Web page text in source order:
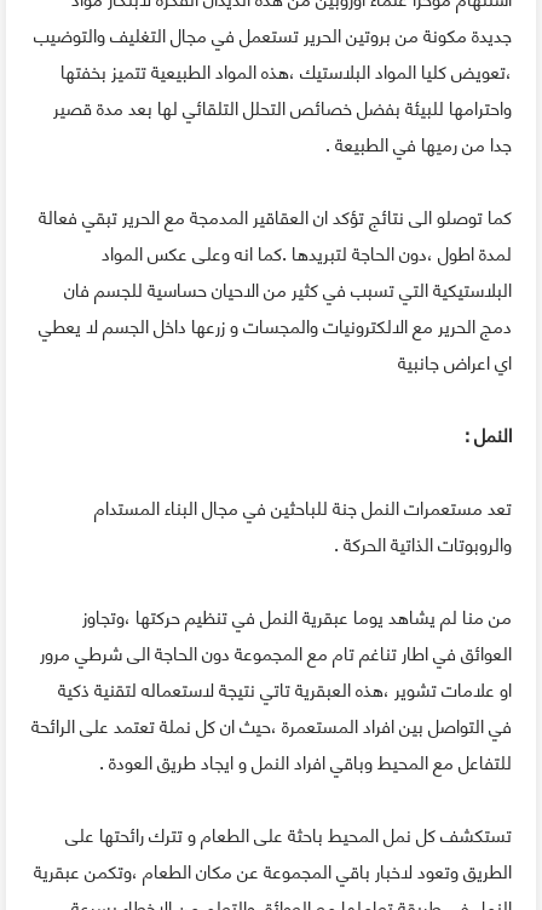
جديدة مكونة من بروتين الحرير تستعمل في مجال التغليف والتوضيب
،تعويض كليا المواد البلاستيك ،هذه المواد الطبيعية تتميز بخفتها
واحترامها للبيئة بفضل خصائص التحلل التلقائي لها بعد مدة قصير
جدا من رميها في الطبيعة .
كما توصلو الى نتائج تؤكد ان العقاقير المدمجة مع الحرير تبقي فعالة
لمدة اطول ،دون الحاجة لتبريدها .كما انه وعلى عكس المواد
البلاستيكية التي تسبب في كثير من الاحيان حساسية للجسم فان
دمج الحرير مع الالكترونيات والمجسات و زرعها داخل الجسم لا يعطي
اي اعراض جانبية
النمل :
تعد مستعمرات النمل جنة للباحثين في مجال البناء المستدام
والروبوتات الذاتية الحركة .
من منا لم يشاهد يوما عبقرية النمل في تنظيم حركتها ،وتجاوز
العوائق في اطار تناغم تام مع المجموعة دون الحاجة الى شرطي مرور
او علامات تشوير ،هذه العبقرية تاتي نتيجة لاستعماله لتقنية ذكية
في التواصل بين افراد المستعمرة ،حيث ان كل نملة تعتمد على الرائحة
للتفاعل مع المحيط وباقي افراد النمل و ايجاد طريق العودة .
تستكشف كل نمل المحيط باحثة على الطعام و تترك رائحتها على
الطريق وتعود لاخبار باقي المجموعة عن مكان الطعام ،وتكمن عبقرية